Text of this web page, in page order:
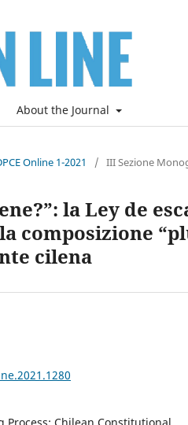
About the Journal
Online 1-2021 / III Sezione
la Ley de
composizione
cilena